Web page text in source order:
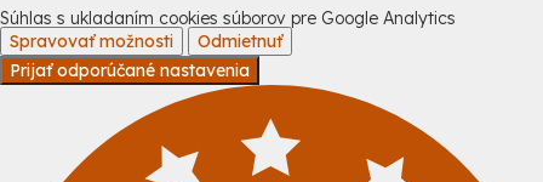
Súhlas s ukladaním cookies súborov pre Google Analytics
Spravovať možnosti
Odmietnuť
Prijať odporúčané nastavenia